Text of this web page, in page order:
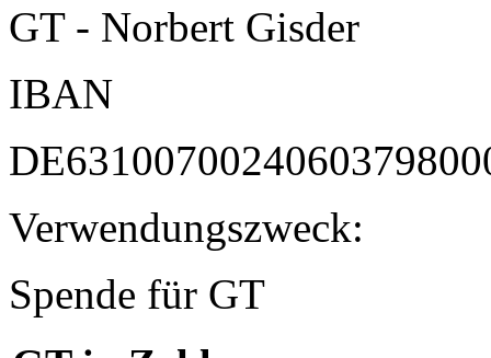
GT - Norbert Gisder
IBAN
Verwendungszweck:
Spende für GT